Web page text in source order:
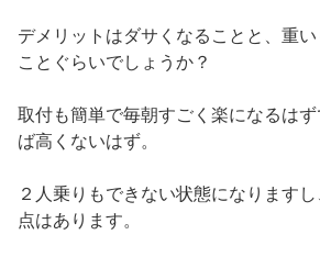
デメリットはダサくなることと、重
ことぐらいでしょうか？
取付も簡単で毎朝すごく楽になるは
ば高くないはず。
２人乗りもできない状態になります
点はあります。